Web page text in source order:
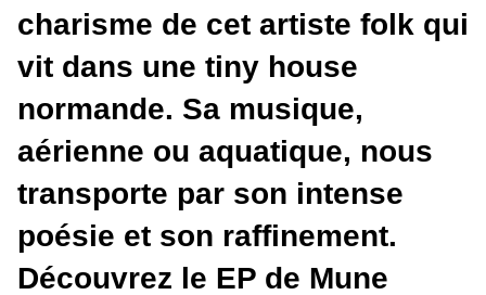
charisme de cet artiste folk qui
vit dans une tiny house
normande. Sa musique,
aérienne ou aquatique, nous
transporte par son intense
poésie et son raffinement.
Découvrez le EP de Mune